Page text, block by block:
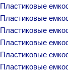
Пластиковые
Пластиковые
Пластиковые
Пластиковые
Пластиковые
Пластиковые